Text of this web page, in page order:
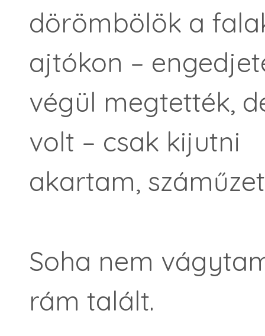
dörömbölök a
ajtókon –
végül megtették,
volt – csak kijutni
akartam,
Soha nem
rám talált.